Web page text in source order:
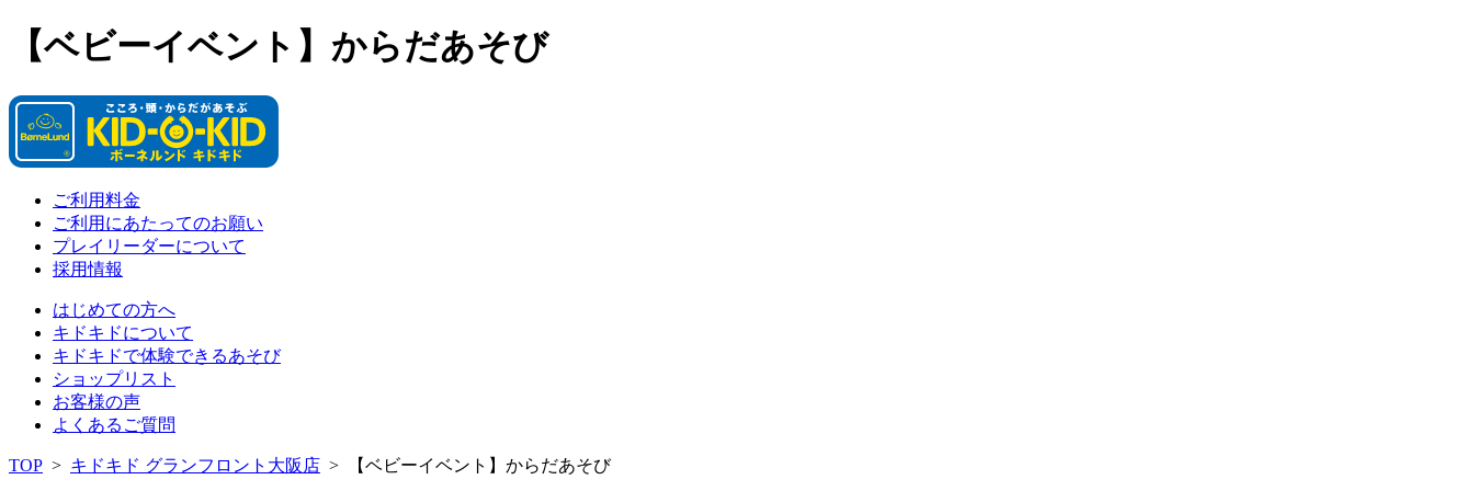
【ベビーイベント】からだあそび
ご利用料金
ご利用にあたってのお願い
プレイリーダーについて
採用情報
はじめての方へ
キドキドについて
キドキドで体験できるあそび
ショップリスト
お客様の声
よくあるご質問
TOP > キドキド グランフロント大阪店 > 【ベビーイベント】からだあそび